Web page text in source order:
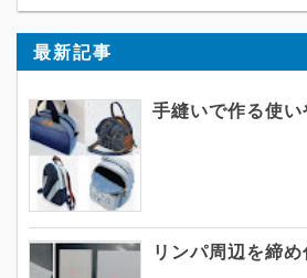
最新記事
手縫いで作る使
リンパ周辺を締